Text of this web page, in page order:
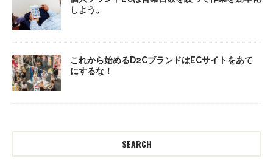
しよう。
これから始めるD2CブランドはECサイトをあて
にするな！
SEARCH